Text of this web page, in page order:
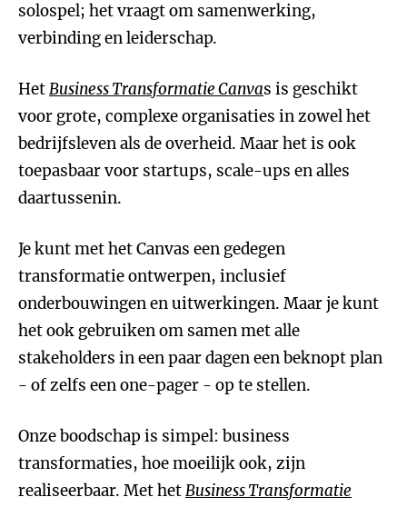
solospel; het vraagt om samenwerking,
verbinding en leiderschap.
HetBusiness Transformatie Canvas is geschikt
voor grote, complexe organisaties in zowel het
bedrijfsleven als de overheid. Maar het is ook
toepasbaar voor startups, scale-ups en alles
daartussenin.
Je kunt met het Canvas een gedegen
transformatie ontwerpen, inclusief
onderbouwingen en uitwerkingen. Maar je kunt
het ook gebruiken om samen met alle
stakeholders in een paar dagen een beknopt plan
- of zelfs een one-pager - op te stellen.
Onze boodschap is simpel: business
transformaties, hoe moeilijk ook, zijn
realiseerbaar. Met hetBusiness Transformatie